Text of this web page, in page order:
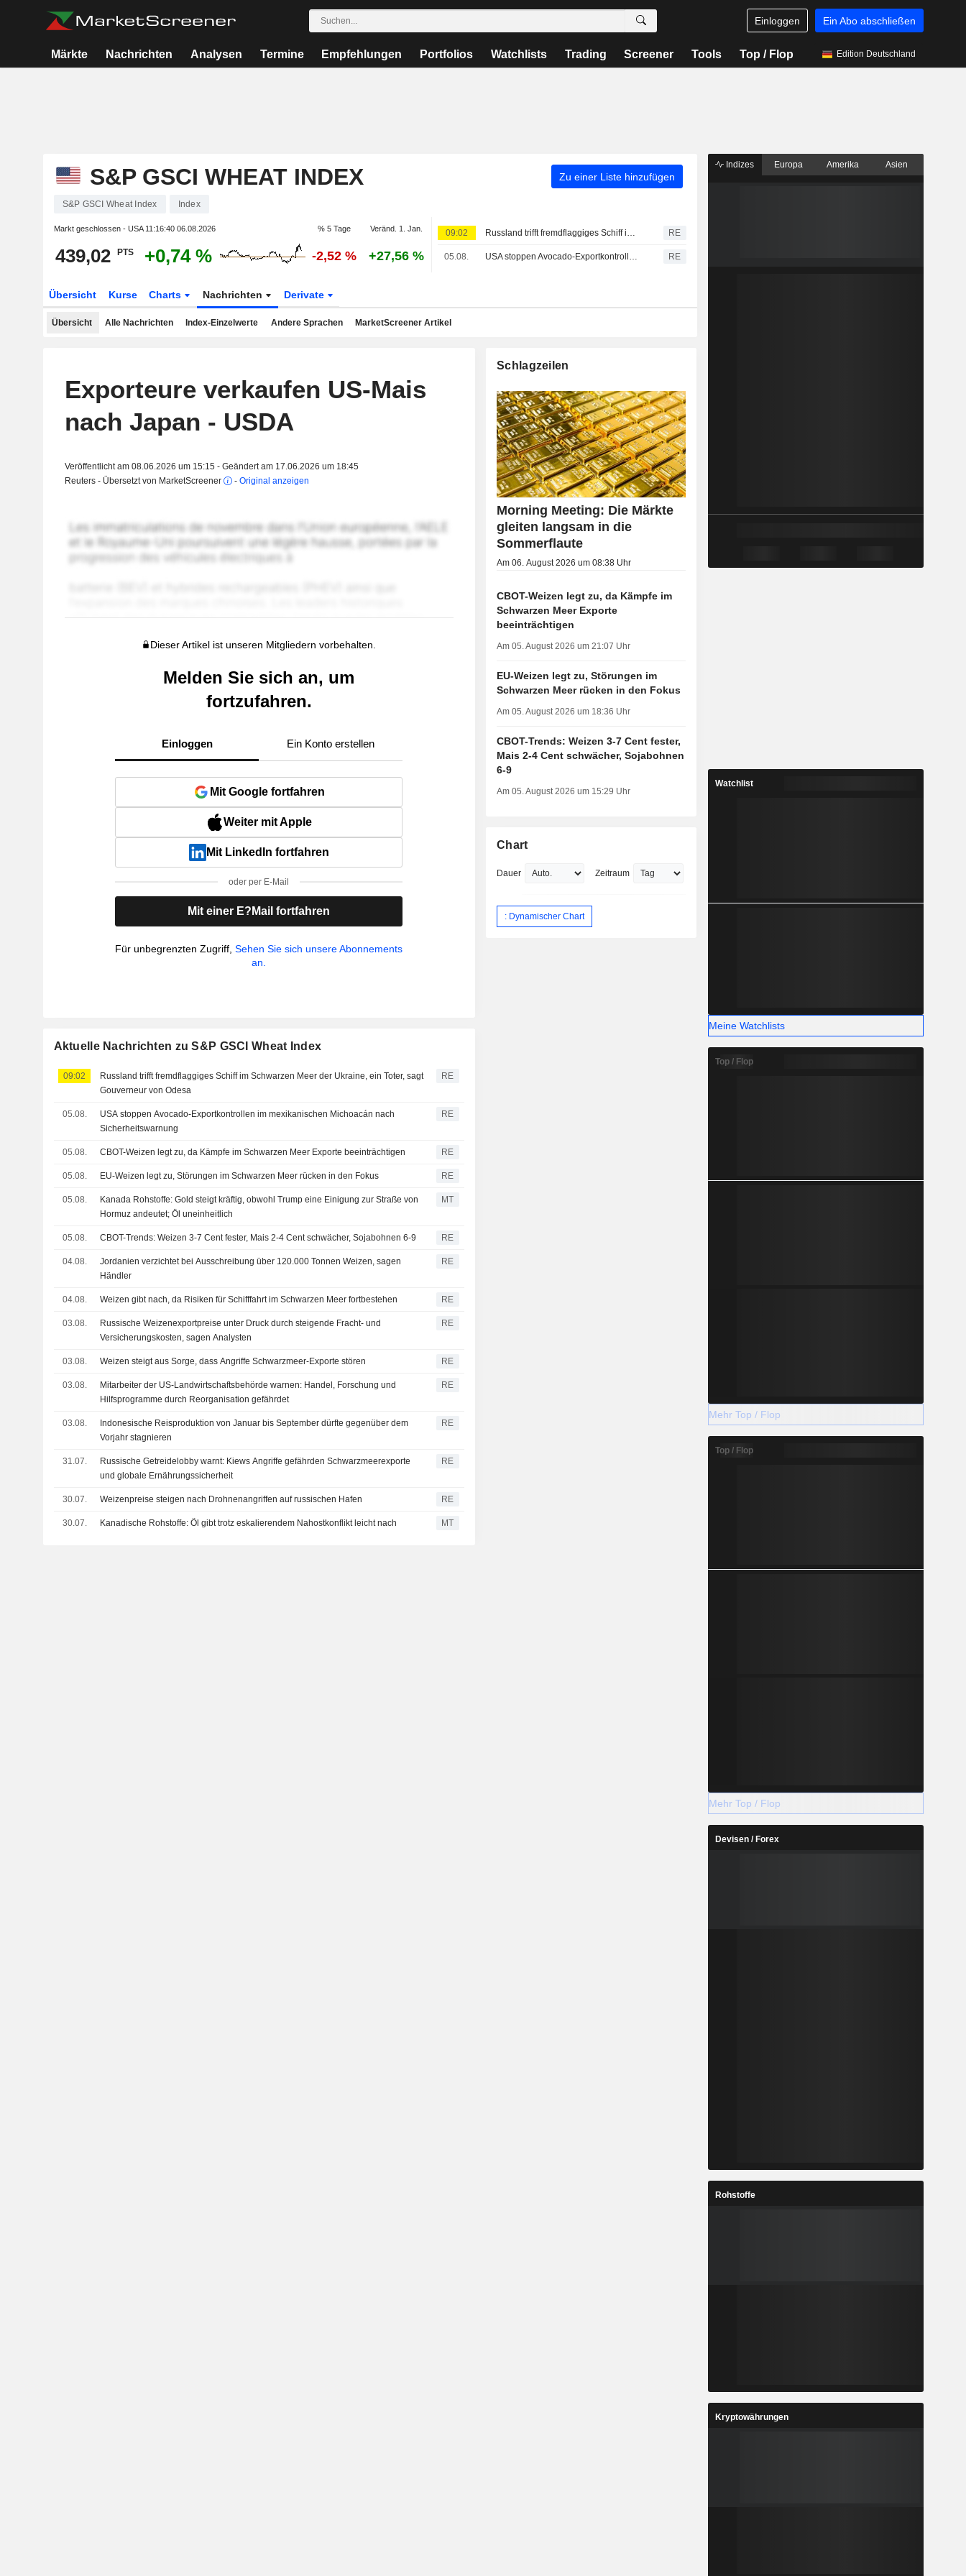
Einloggen Ein Abo abschließen
Märkte Nachrichten Analysen Termine Empfehlungen Portfolios Watchlists Trading Screener Tools Top / Flop Edition Deutschland
S&P GSCI WHEAT INDEX Zu einer Liste hinzufügen
S&P GSCI Wheat Index Index
Markt geschlossen - USA 11:16:40 06.08.2026 % 5 Tage Veränd. 1. Jan.
439,02 PTS +0,74 % -2,52 % +27,56 %
09:02 Russland trifft fremdflaggiges Schiff im Schwarzen Meer der Ukraine, ein Toter, sagt Gouverneur von Odesa RE
05.08. USA stoppen Avocado-Exportkontrollen im mexikanischen Michoacán nach Sicherheitswarnung RE
Übersicht Kurse Charts Nachrichten Derivate
Übersicht Alle Nachrichten Index-Einzelwerte Andere Sprachen MarketScreener Artikel
Exporteure verkaufen US-Mais
nach Japan - USDA
Veröffentlicht am 08.06.2026 um 15:15 - Geändert am 17.06.2026 um 18:45
Reuters - Übersetzt von MarketScreener
- Original anzeigen
Dieser Artikel ist unseren Mitgliedern vorbehalten.
Melden Sie sich an, um
fortzufahren.
Einloggen Ein Konto erstellen
Mit Google fortfahren
Weiter mit Apple
Mit LinkedIn fortfahren
oder per E-Mail
Mit einer E?Mail fortfahren
Für unbegrenzten Zugriff,Sehen Sie sich unsere Abonnements
an.
Aktuelle Nachrichten zu S&P GSCI Wheat Index
09:02
Russland trifft fremdflaggiges Schiff im Schwarzen Meer der Ukraine, ein Toter, sagt
Gouverneur von Odesa
RE
05.08.
USA stoppen Avocado-Exportkontrollen im mexikanischen Michoacán nach
Sicherheitswarnung
RE
05.08. CBOT-Weizen legt zu, da Kämpfe im Schwarzen Meer Exporte beeinträchtigen RE
05.08. EU-Weizen legt zu, Störungen im Schwarzen Meer rücken in den Fokus RE
05.08.
Kanada Rohstoffe: Gold steigt kräftig, obwohl Trump eine Einigung zur Straße von
Hormuz andeutet; Öl uneinheitlich
MT
05.08. CBOT-Trends: Weizen 3-7 Cent fester, Mais 2-4 Cent schwächer, Sojabohnen 6-9 RE
04.08.
Jordanien verzichtet bei Ausschreibung über 120.000 Tonnen Weizen, sagen
Händler
RE
04.08. Weizen gibt nach, da Risiken für Schifffahrt im Schwarzen Meer fortbestehen RE
03.08.
Russische Weizenexportpreise unter Druck durch steigende Fracht- und
Versicherungskosten, sagen Analysten
RE
03.08. Weizen steigt aus Sorge, dass Angriffe Schwarzmeer-Exporte stören RE
03.08.
Mitarbeiter der US-Landwirtschaftsbehörde warnen: Handel, Forschung und
Hilfsprogramme durch Reorganisation gefährdet
RE
03.08.
Indonesische Reisproduktion von Januar bis September dürfte gegenüber dem
Vorjahr stagnieren
RE
31.07.
Russische Getreidelobby warnt: Kiews Angriffe gefährden Schwarzmeerexporte
und globale Ernährungssicherheit
RE
30.07. Weizenpreise steigen nach Drohnenangriffen auf russischen Hafen RE
30.07. Kanadische Rohstoffe: Öl gibt trotz eskalierendem Nahostkonflikt leicht nach MT
Schlagzeilen
Morning Meeting: Die Märkte
gleiten langsam in die
Sommerflaute
Am 06. August 2026 um 08:38 Uhr
CBOT-Weizen legt zu, da Kämpfe im
Schwarzen Meer Exporte
beeinträchtigen
Am 05. August 2026 um 21:07 Uhr
EU-Weizen legt zu, Störungen im
Schwarzen Meer rücken in den Fokus
Am 05. August 2026 um 18:36 Uhr
CBOT-Trends: Weizen 3-7 Cent fester,
Mais 2-4 Cent schwächer, Sojabohnen
6-9
Am 05. August 2026 um 15:29 Uhr
Chart
Dauer Zeitraum
: Dynamischer Chart
Indizes Europa Amerika Asien
Watchlist
Meine Watchlists
Top / Flop
Mehr Top / Flop
Top / Flop
Mehr Top / Flop
Devisen / Forex
Rohstoffe
Kryptowährungen